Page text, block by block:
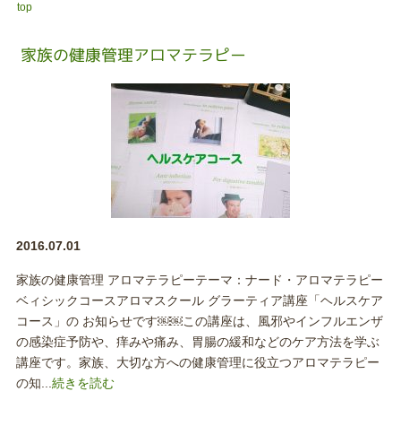
top
家族の健康管理アロマテラピー
2016.07.01
家族の健康管理 アロマテラピーテーマ：ナード・アロマテラピー
ベィシックコースアロマスクール グラーティア講座「ヘルスケア
コース」の お知らせです￼￼この講座は、風邪やインフルエンザ
の感染症予防や、痒みや痛み、胃腸の緩和などのケア方法を学ぶ
講座です。家族、大切な方への健康管理に役立つアロマテラピー
の知...続きを読む